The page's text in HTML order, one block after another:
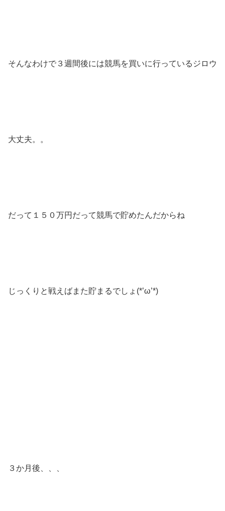
そんなわけで３週間後には競馬を買いに行っているジロウ
大丈夫。。
だって１５０万円だって競馬で貯めたんだからね
じっくりと戦えばまた貯まるでしょ(*’ω’*)
３か月後、、、